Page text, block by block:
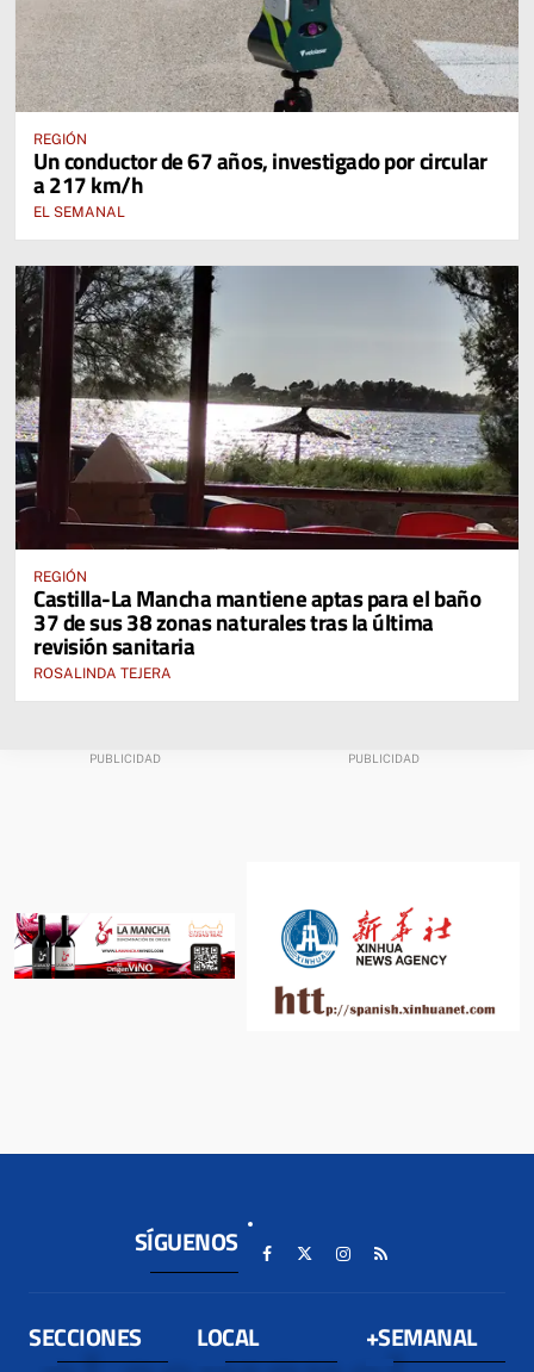
REGIÓN
Un conductor de 67 años, investigado por circular
a 217 km/h
EL SEMANAL
REGIÓN
Castilla-La Mancha mantiene aptas para el baño
37 de sus 38 zonas naturales tras la última
revisión sanitaria
ROSALINDA TEJERA
SÍGUENOS
SECCIONES LOCAL +SEMANAL